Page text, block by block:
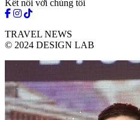
Kết nối với chúng tôi
TRAVEL NEWS
© 2024 DESIGN LAB